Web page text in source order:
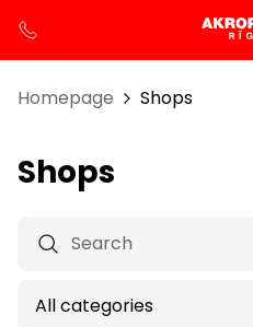
Homepage Shops
Shops